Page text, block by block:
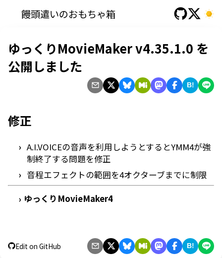
饅頭遣いのおもちゃ箱
ゆっくりMovieMaker v4.35.1.0 を
公開しました
B!
修正
A.I.VOICEの音声を利用しようとするとYMM4が強
制終了する問題を修正
音程エフェクトの範囲を4オクターブまでに制限
› ゆっくりMovieMaker4
Edit on GitHub B!